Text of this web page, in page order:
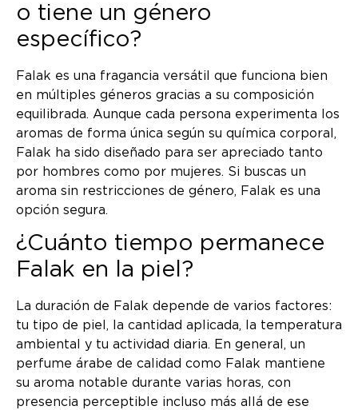
o tiene un género
específico?
Falak es una fragancia versátil que funciona bien
en múltiples géneros gracias a su composición
equilibrada. Aunque cada persona experimenta los
aromas de forma única según su química corporal,
Falak ha sido diseñado para ser apreciado tanto
por hombres como por mujeres. Si buscas un
aroma sin restricciones de género, Falak es una
opción segura.
¿Cuánto tiempo permanece
Falak en la piel?
La duración de Falak depende de varios factores:
tu tipo de piel, la cantidad aplicada, la temperatura
ambiental y tu actividad diaria. En general, un
perfume árabe de calidad como Falak mantiene
su aroma notable durante varias horas, con
presencia perceptible incluso más allá de ese